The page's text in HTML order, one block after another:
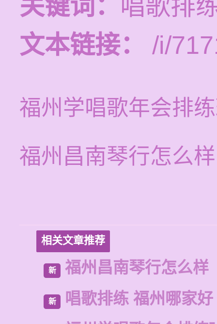
关键词： 唱歌排
文本链接：
/i/
福州学唱歌年会排
福州昌南琴行怎么样
相关文章推荐
新 福州昌南琴行怎么样
新
唱歌排练 福州哪家好